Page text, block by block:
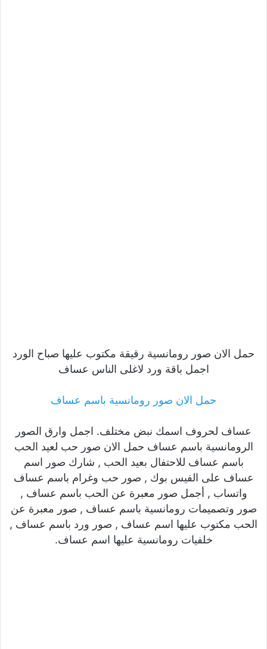
حمل الان صور رومانسية رقيقة مكتوب عليها صباح الورد
اجمل باقة ورد لاغلى الناس عساف
حمل الان صور رومانسية باسم عساف
عساف لحروف اسمك نبض مختلف. اجمل وارق الصور
الرومانسية باسم عساف حمل الان صور حب لعيد الحب
باسم عساف للاحتفال بعيد الحب , شارك صور اسم
عساف على الفيس بوك , صور حب وغرام باسم عساف
واتساب , أجمل صور معبرة عن الحب باسم عساف ,
صور وتصميمات رومانسية باسم عساف , صور معبرة عن
الحب مكتوب عليها اسم عساف , صور ورد باسم عساف ,
خلفيات رومانسية عليها اسم عساف.